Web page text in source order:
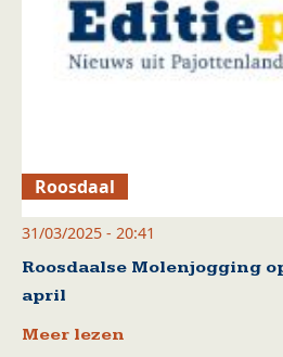
Roosdaal
31/03/2025 - 20:41
Roosdaalse Molenjogging
april
Meer lezen